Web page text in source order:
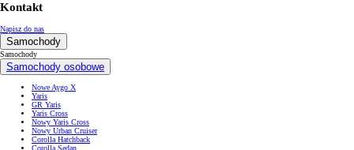
Kontakt
Napisz do nas
Samochody
Samochody
Samochody osobowe
Nowe Aygo X
Yaris
GR Yaris
Yaris Cross
Nowy Yaris Cross
Nowy Urban Cruiser
Corolla Hatchback
Corolla Sedan